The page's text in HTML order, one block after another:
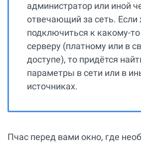
администратор или иной
отвечающий за сеть. Если
подключиться к какому-
серверу (платному или в
доступе), то придётся
параметры в сети или в
источниках.
Пчас перед вами окно, где